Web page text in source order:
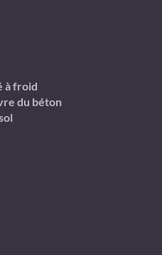
à froid
du béton